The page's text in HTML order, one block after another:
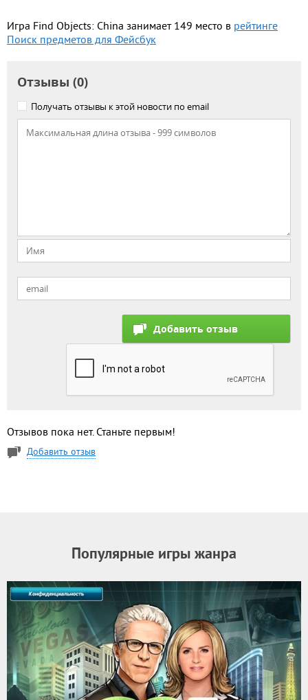
Игра Find Objects: China занимает 149 место в рейтинге
Поиск предметов для Фейсбук
Отзывы (0)
Получать отзывы к этой новости по email
Отзывов пока нет. Станьте первым!
Добавить отзыв
Популярные игры жанра